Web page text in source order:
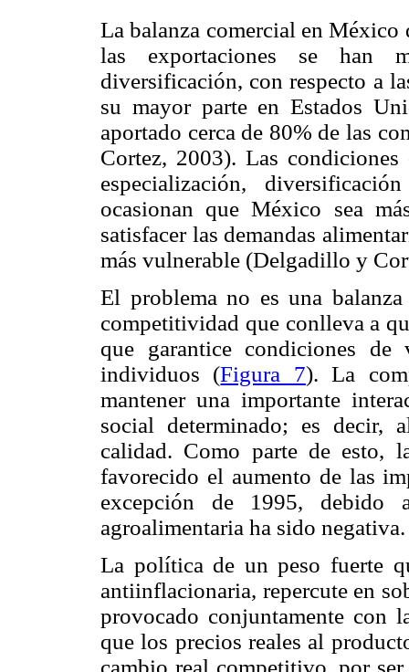
La balanza comercial en
las exportaciones se han
diversificación, con respecto a
su mayor parte en Estados
aportado cerca de 80% de las
Cortez, 2003). Las
especialización,
ocasionan que México sea
satisfacer las demandas
más vulnerable (Delgadillo y
El problema no es una
competitividad que conlleva a
que garantice condiciones
individuos (Figura 7). La
mantener una importante
social determinado; es decir,
calidad. Como parte de esto,
favorecido el aumento de las
excepción de 1995,
agroalimentaria ha sido negativa.
La política de un peso fuerte
antiinflacionaria, repercute en
provocado conjuntamente con
que los precios reales al
cambio real competitivo, por